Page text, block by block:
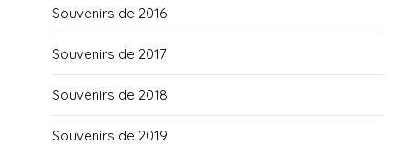
Souvenirs de 2016
Souvenirs de 2017
Souvenirs de 2018
Souvenirs de 2019